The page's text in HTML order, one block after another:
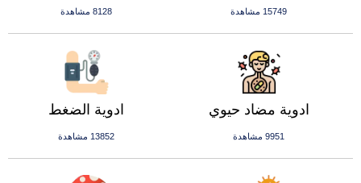
8128 مشاهدة 15749 مشاهدة
ادوية الضغط
13852 مشاهدة
ادوية مضاد حيوي
9951 مشاهدة